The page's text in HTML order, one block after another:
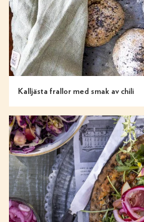
Kalljästa frallor med smak av chili